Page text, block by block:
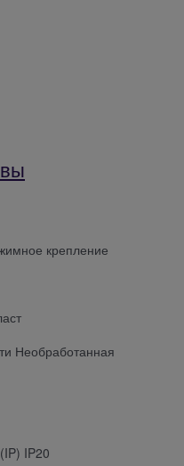
крепление
Необработанная
IP20